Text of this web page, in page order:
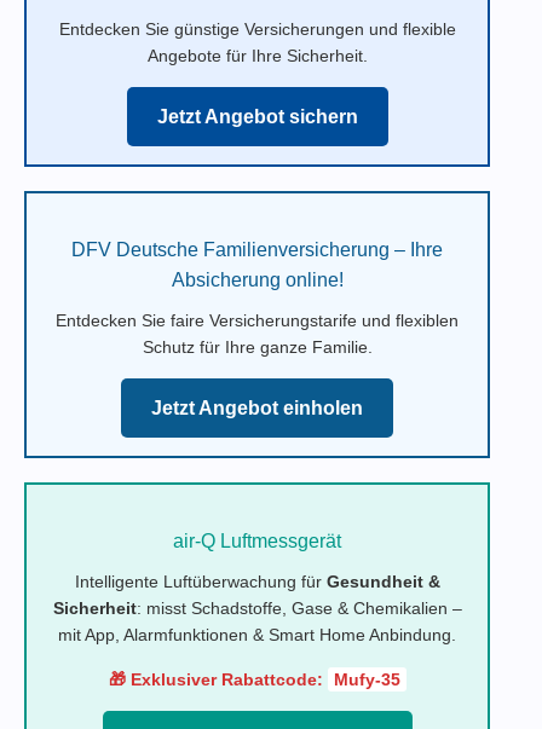
Entdecken Sie günstige Versicherungen und flexible
Angebote für Ihre Sicherheit.
Jetzt Angebot sichern
DFV Deutsche Familienversicherung – Ihre
Absicherung online!
Entdecken Sie faire Versicherungstarife und flexiblen
Schutz für Ihre ganze Familie.
Jetzt Angebot einholen
air-Q Luftmessgerät
Intelligente Luftüberwachung für Gesundheit &
Sicherheit: misst Schadstoffe, Gase & Chemikalien –
mit App, Alarmfunktionen & Smart Home Anbindung.
🎁 Exklusiver Rabattcode: Mufy-35